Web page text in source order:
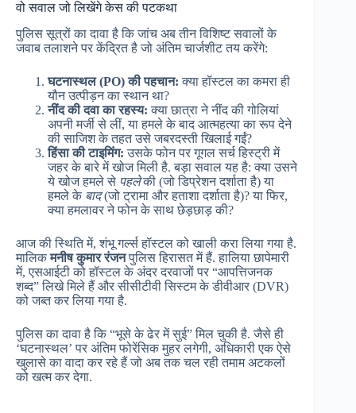
वो सवाल जो लिखेंगे केस की पटकथा
पुलिस सूत्रों का दावा है कि जांच अब तीन विशिष्ट सवालों के
जवाब तलाशने पर केंद्रित है जो अंतिम चार्जशीट तय करेंगे:
घटनास्थल (PO) की पहचान: क्या हॉस्टल का कमरा ही
यौन उत्पीड़न का स्थान था?
नींद की दवा का रहस्य: क्या छात्रा ने नींद की गोलियां
अपनी मर्जी से लीं, या हमले के बाद आत्महत्या का रूप देने
की साजिश के तहत उसे जबरदस्ती खिलाई गईं?
हिंसा की टाइमिंग: उसके फोन पर गूगल सर्च हिस्ट्री में
जहर के बारे में खोज मिली है. बड़ा सवाल यह है: क्या उसने
ये खोज हमले से पहलेकी (जो डिप्रेशन दर्शाता है) या
हमले के बाद(जो ट्रामा और हताशा दर्शाता है)? या फिर,
क्या हमलावर ने फोन के साथ छेड़छाड़ की?
आज की स्थिति में, शंभू गर्ल्स हॉस्टल को खाली करा लिया गया है.
मालिकमनीष कुमार रंजनपुलिस हिरासत में हैं. हालिया छापेमारी
में, एसआईटी को हॉस्टल के अंदर दरवाजों पर “आपत्तिजनक
शब्द” लिखे मिले हैं और सीसीटीवी सिस्टम के डीवीआर (DVR)
को जब्त कर लिया गया है.
पुलिस का दावा है कि “भूसे के ढेर में सुई” मिल चुकी है. जैसे ही
‘घटनास्थल’ पर अंतिम फोरेंसिक मुहर लगेगी, अधिकारी एक ऐसे
खुलासे का वादा कर रहे हैं जो अब तक चल रही तमाम अटकलों
को खत्म कर देगा.